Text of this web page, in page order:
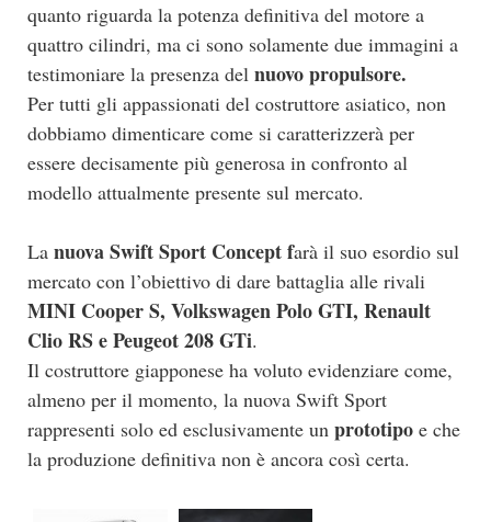
quanto riguarda la potenza definitiva del motore a
quattro cilindri, ma ci sono solamente due immagini a
testimoniare la presenza del nuovo propulsore.
Per tutti gli appassionati del costruttore asiatico, non
dobbiamo dimenticare come si caratterizzerà per
essere decisamente più generosa in confronto al
modello attualmente presente sul mercato.
La nuova Swift Sport Concept farà il suo esordio sul
mercato con l’obiettivo di dare battaglia alle rivali
MINI Cooper S, Volkswagen Polo GTI, Renault
Clio RS e Peugeot 208 GTi.
Il costruttore giapponese ha voluto evidenziare come,
almeno per il momento, la nuova Swift Sport
rappresenti solo ed esclusivamente un prototipo e che
la produzione definitiva non è ancora così certa.